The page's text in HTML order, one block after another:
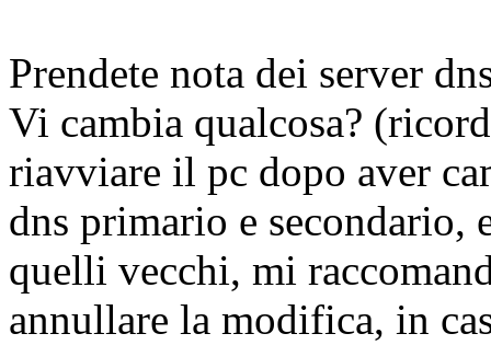
Prendete nota dei server
Vi cambia qualcosa?
riavviare il pc dopo aver
dns primario e secondario,
quelli vecchi, mi
annullare la modifica, in